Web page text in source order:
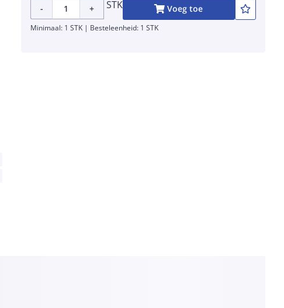
- + STK Voeg toe
Minimaal: 1 STK | Besteleenheid: 1 STK